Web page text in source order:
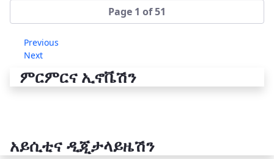
Page 1 of 51
Previous
Next
ምርምርና ኢኖቬሽን
አይሲቲና ዲጂታላይዜሽን